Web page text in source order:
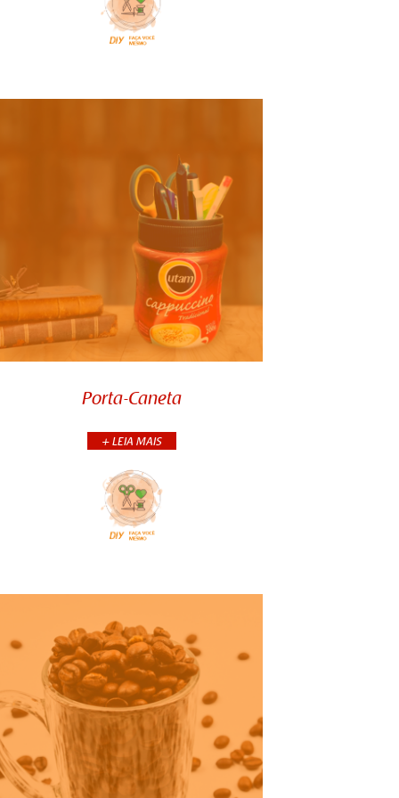
COMPARTILHE:
Porta-Caneta
+ LEIA MAIS
Porta-Caneta
Além de ser uma bebida cremosa e
Utam vem dentro de uma incrível
embalagem que pode ter outras
+CONTINUA
COMPARTILHE: